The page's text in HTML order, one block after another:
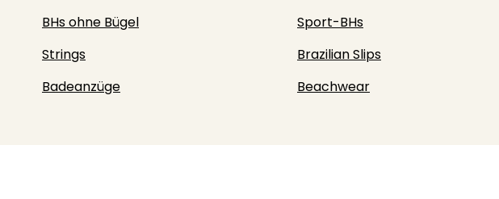
BHs ohne Bügel
Sport-BHs
Strings
Brazilian Slips
Badeanzüge
Beachwear